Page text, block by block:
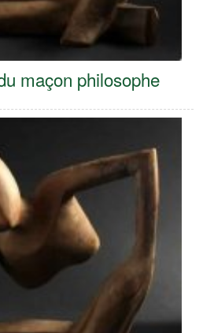
maçon philosophe